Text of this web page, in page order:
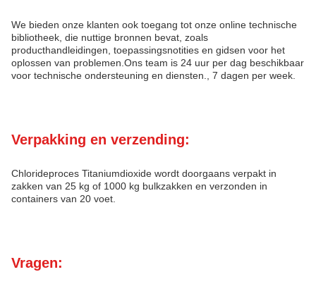
We bieden onze klanten ook toegang tot onze online technische
bibliotheek, die nuttige bronnen bevat, zoals
producthandleidingen, toepassingsnotities en gidsen voor het
oplossen van problemen.Ons team is 24 uur per dag beschikbaar
voor technische ondersteuning en diensten., 7 dagen per week.
Verpakking en verzending:
Chlorideproces Titaniumdioxide wordt doorgaans verpakt in
zakken van 25 kg of 1000 kg bulkzakken en verzonden in
containers van 20 voet.
Vragen: